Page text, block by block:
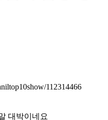
112314466